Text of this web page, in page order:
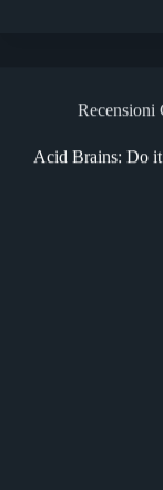
Recensioni
Acid Brains: Do